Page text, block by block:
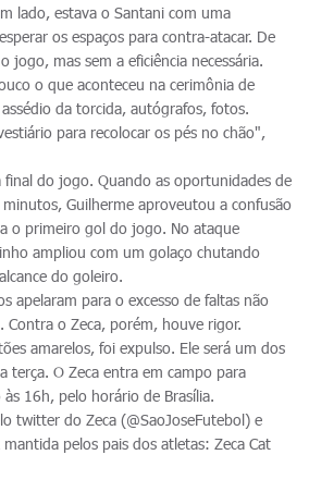
lado, estava o Santani com uma
os espaços para contra-atacar. De
jogo, mas sem a eficiência necessária.
o que aconteceu na cerimônia de
da torcida, autógrafos, fotos.
para recolocar os pés no chão",
final do jogo. Quando as oportunidades de
Guilherme aproveutou a confusão
o primeiro gol do jogo. No ataque
ampliou com um golaço chutando
do goleiro.
apelaram para o excesso de faltas não
Contra o Zeca, porém, houve rigor.
amarelos, foi expulso. Ele será um dos
terça. O Zeca entra em campo para
16h, pelo horário de Brasília.
twitter do Zeca (@SaoJoseFutebol) e
pelos pais dos atletas: Zeca Cat